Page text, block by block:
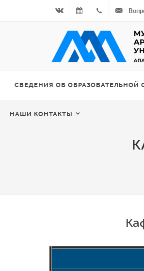
Вконтакте08.08.2026
- Чётная
+7
964
СВЕДЕНИЯ ОБ ОБРАЗОВАТЕЛЬНОЙ
НАШИ КОНТАКТЫ